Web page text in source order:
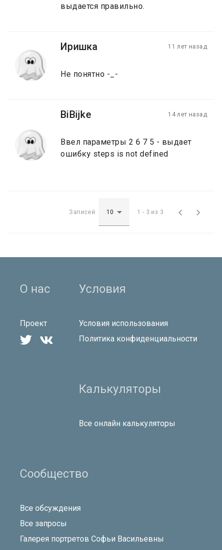
выдается правильно.
Иришка 11 лет назад
Не понятно -_-
BiBijke 14 лет назад
Ввел параметры 2 6 7 5 - выдает
ошибку steps is not defined
Записей: 1 - 3 из 3  
О нас
Проект
 
Условия
Условия использования
Политика конфиденциальности
Калькуляторы
Все онлайн калькуляторы
Сообщество
Все обсуждения
Все запросы
Галерея портретов Софьи Васильевны